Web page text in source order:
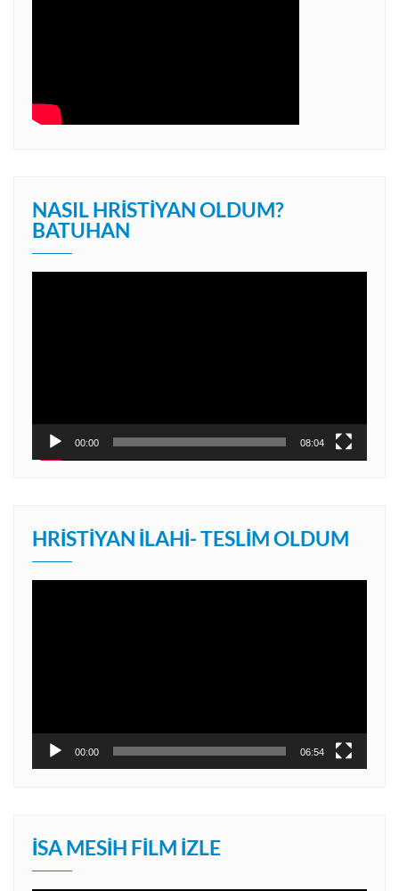
NASIL HRISTIYAN OLDUM?
BATUHAN
00:00 08:04
HRISTIYAN İLAHI- TESLIM OLDUM
00:00 06:54
İSA MESIH FILM İZLE